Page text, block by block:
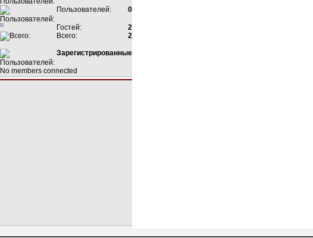
Пользователей: 0
Гостей:
2
Всего:
2
Зарегистрированные
No members connected